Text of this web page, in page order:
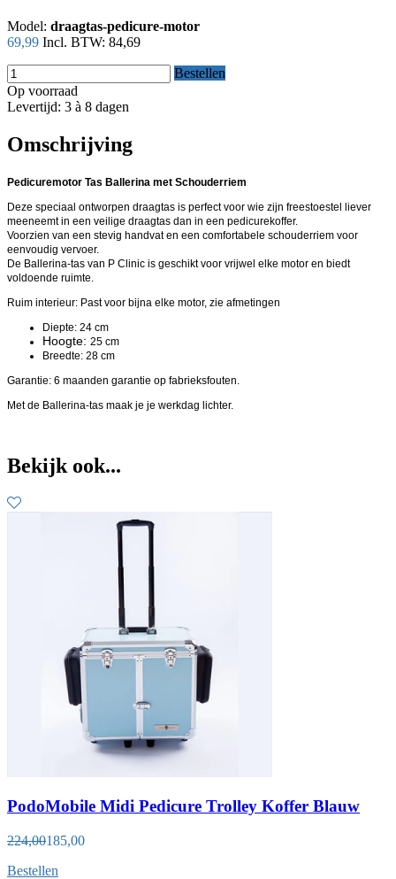
Model: draagtas-pedicure-motor
69,99 Incl. BTW: 84,69
Bestellen
Op voorraad
Levertijd: 3 à 8 dagen
Omschrijving
Pedicuremotor Tas Ballerina met Schouderriem
Deze speciaal ontworpen draagtas is perfect voor wie zijn freestoestel liever
meeneemt in een veilige draagtas dan in een pedicurekoffer.
Voorzien van een stevig handvat en een comfortabele schouderriem voor
eenvoudig vervoer.
De Ballerina-tas van P Clinic is geschikt voor vrijwel elke motor en biedt
voldoende ruimte.
Ruim interieur: Past voor bijna elke motor, zie afmetingen
Diepte: 24 cm
Hoogte: 25 cm
Breedte: 28 cm
Garantie: 6 maanden garantie op fabrieksfouten.
Met de Ballerina-tas maak je je werkdag lichter.
Bekijk ook...
PodoMobile Midi Pedicure Trolley Koffer Blauw
224,00185,00
Bestellen